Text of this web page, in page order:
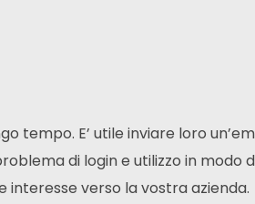
tempo. E’ utile inviare loro
di login e utilizzo in modo
verso la vostra azienda.